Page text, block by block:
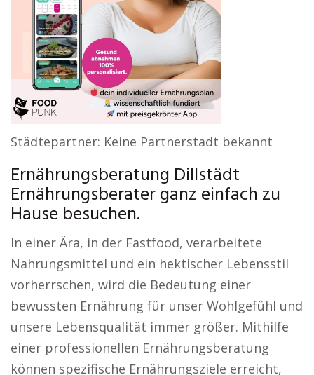
Städtepartner: Keine Partnerstadt bekannt
Ernährungsberatung Dillstädt
Ernährungsberater ganz einfach zu
Hause besuchen.
In einer Ära, in der Fastfood, verarbeitete
Nahrungsmittel und ein hektischer Lebensstil
vorherrschen, wird die Bedeutung einer
bewussten Ernährung für unser Wohlgefühl und
unsere Lebensqualität immer größer. Mithilfe
einer professionellen Ernährungsberatung
können spezifische Ernährungsziele erreicht,